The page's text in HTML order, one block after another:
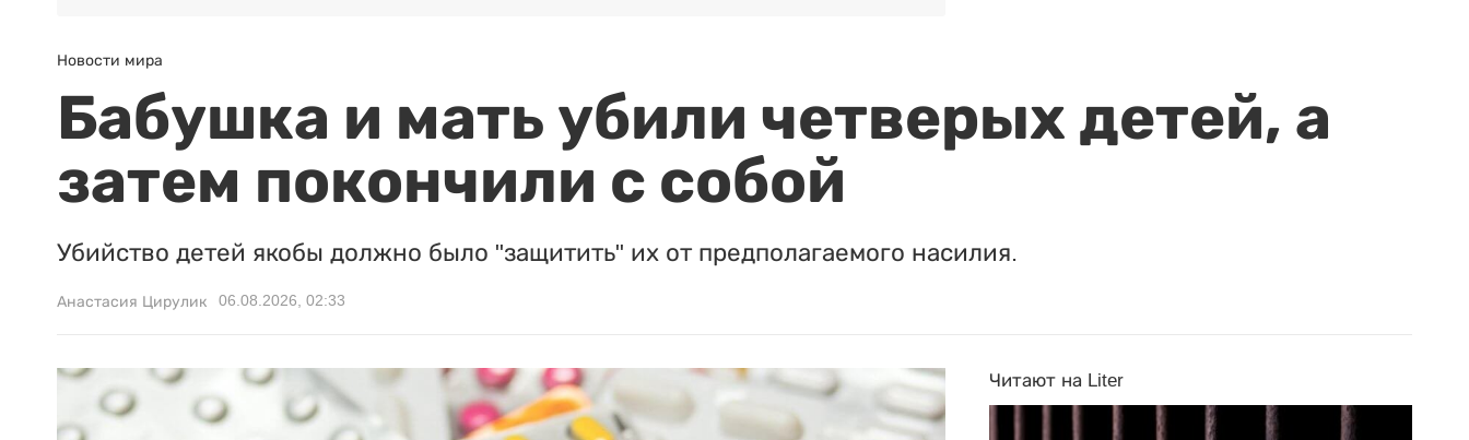
Новости мира
Бабушка и мать убили четверых детей, а
затем покончили с собой
Убийство детей якобы должно было "защитить" их от предполагаемого насилия.
Анастасия Цирулик 06.08.2026, 02:33
Читают на Liter